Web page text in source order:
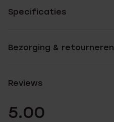
Specificaties
Bezorging & retourneren
Reviews
5.00